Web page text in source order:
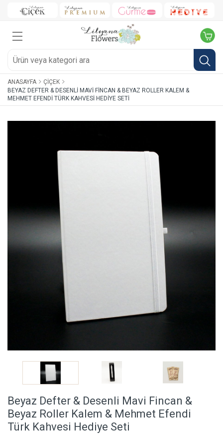
ANASAYFA
ÇIÇEK
BEYAZ DEFTER & DESENLI MAVI FINCAN & BEYAZ ROLLER KALEM &
MEHMET EFENDI TÜRK KAHVESI HEDIYE SETI
Beyaz Defter & Desenli Mavi Fincan &
Beyaz Roller Kalem & Mehmet Efendi
Türk Kahvesi Hediye Seti